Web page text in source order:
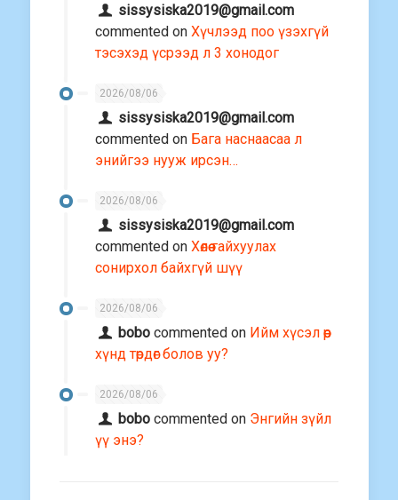
sissysiska2019@gmail.com
commented on Хүчлээд поо үзэхгүй
тэсэхэд үсрээд л 3 хонодог
2026/08/06
sissysiska2019@gmail.com
commented on Бага наснаасаа л
энийгээ нууж ирсэн…
2026/08/06
sissysiska2019@gmail.com
commented on Хөлөө гайхуулах
сонирхол байхгүй шүү
2026/08/06
bobo commented on Ийм хүсэл өөр
хүнд төрдөг болов уу?
2026/08/06
bobo commented on Энгийн зүйл
үү энэ?